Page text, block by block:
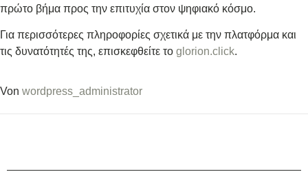
πρώτο βήμα προς την επιτυχία στον ψηφιακό κόσμο.
Για περισσότερες πληροφορίες σχετικά με την πλατφόρμα και
τις δυνατότητές της, επισκεφθείτε το glorion.click.
Von wordpress_administrator